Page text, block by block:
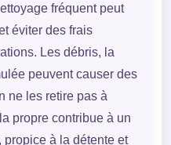
fréquent peut
éviter des frais
Les débris, la
peuvent causer des
ne les retire pas à
propre contribue à un
à la détente et